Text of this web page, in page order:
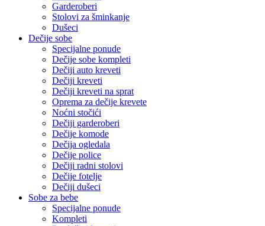
Garderoberi
Stolovi za šminkanje
Dušeci
Dečije sobe
Specijalne ponude
Dečije sobe kompleti
Dečiji auto kreveti
Dečiji kreveti
Dečiji kreveti na sprat
Oprema za dečije krevete
Noćni stočići
Dečiji garderoberi
Dečije komode
Dečija ogledala
Dečije police
Dečiji radni stolovi
Dečije fotelje
Dečiji dušeci
Sobe za bebe
Specijalne ponude
Kompleti